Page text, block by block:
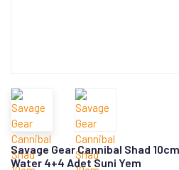
Savage Gear Cannibal Shad
Water 4+4 Adet Suni Yem